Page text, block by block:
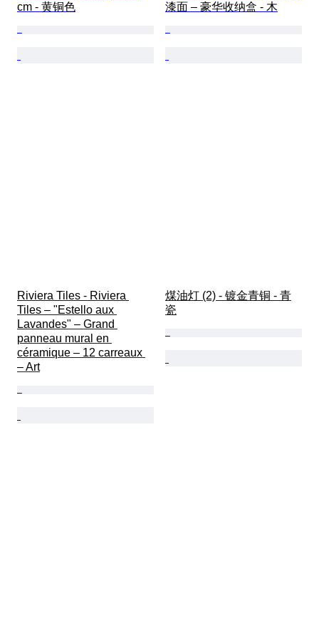
cm - 黄铜色
漆面 – 豪华收纳盒 - 木
Riviera Tiles - Riviera
Tiles – "Estello aux
Lavandes" – Grand
panneau mural en
céramique – 12 carreaux
– Art
煤油灯 (2) - 镀金青铜 - 青
瓷